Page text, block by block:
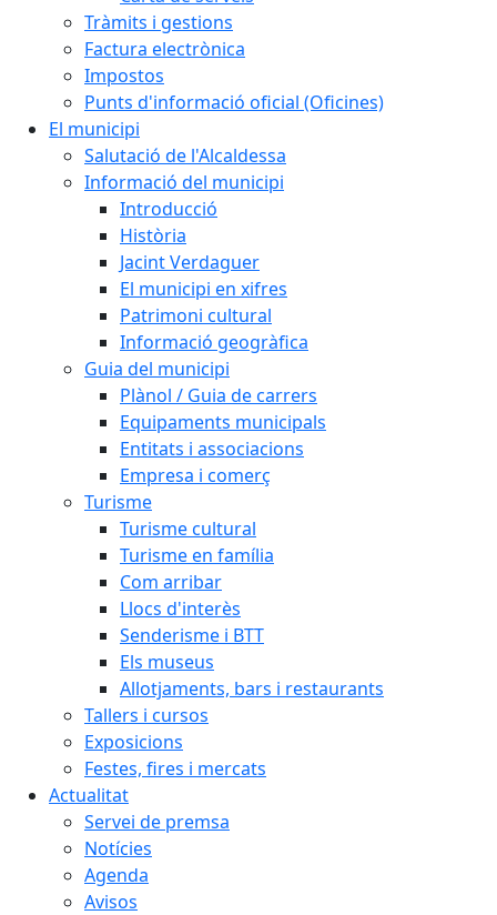
Tràmits i gestions
Factura electrònica
Impostos
Punts d'informació oficial (Oficines)
El municipi
Salutació de l'Alcaldessa
Informació del municipi
Introducció
Història
Jacint Verdaguer
El municipi en xifres
Patrimoni cultural
Informació geogràfica
Guia del municipi
Plànol / Guia de carrers
Equipaments municipals
Entitats i associacions
Empresa i comerç
Turisme
Turisme cultural
Turisme en família
Com arribar
Llocs d'interès
Senderisme i BTT
Els museus
Allotjaments, bars i restaurants
Tallers i cursos
Exposicions
Festes, fires i mercats
Actualitat
Servei de premsa
Notícies
Agenda
Avisos